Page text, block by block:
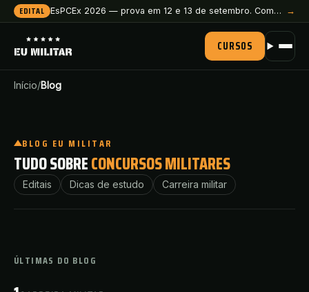
EDITAL EsPCEx 2026 — prova em 12 e 13 de setembro. Comece a preparação agora. →
CURSOS
Início/Blog
BLOG EU MILITAR
TUDO SOBRECONCURSOS MILITARES
Editais Dicas de estudo Carreira militar
do EuMilitar: a história de Caio
Matulevicius
Caio Matulevicius· 01/07/2026 · 3min de leitura
Ler matéria→
ÚLTIMAS DO BLOG